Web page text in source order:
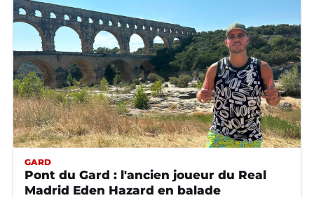
GARD
Pont du Gard : l'ancien joueur du Real
Madrid Eden Hazard en balade